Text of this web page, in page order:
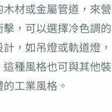
材或金屬管道，來營
，可以選擇冷色調的
，如吊燈或軌道燈，
種風格也可與其他裝
工業風格。